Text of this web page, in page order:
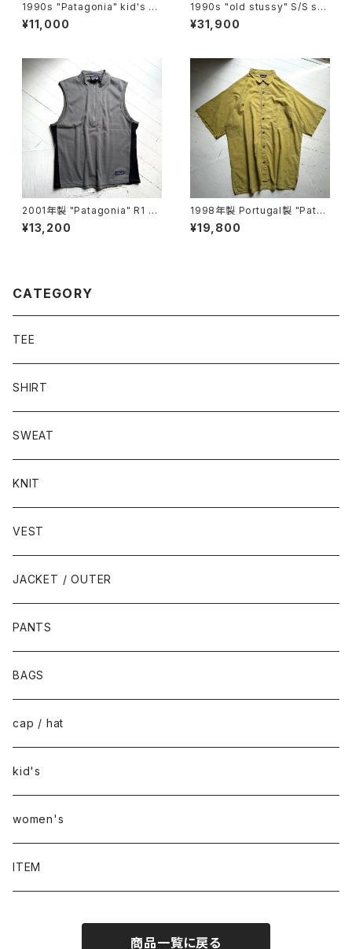
1990s "Patagonia" kid's ho
ody
¥11,000
1990s "old stussy" S/S shi
rt
¥31,900
2001年製 "Patagonia" R1 Fl
ash vest
¥13,200
1998年製 Portugal製 "Patag
onia" A/C print shirt
¥19,800
CATEGORY
TEE
SHIRT
SWEAT
KNIT
VEST
JACKET / OUTER
PANTS
BAGS
cap / hat
kid's
women's
ITEM
商品一覧に戻る